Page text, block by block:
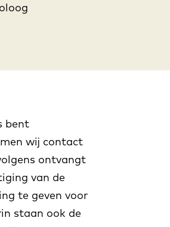
bent
wij contact
ontvangt
van de
te geven voor
staan ook de